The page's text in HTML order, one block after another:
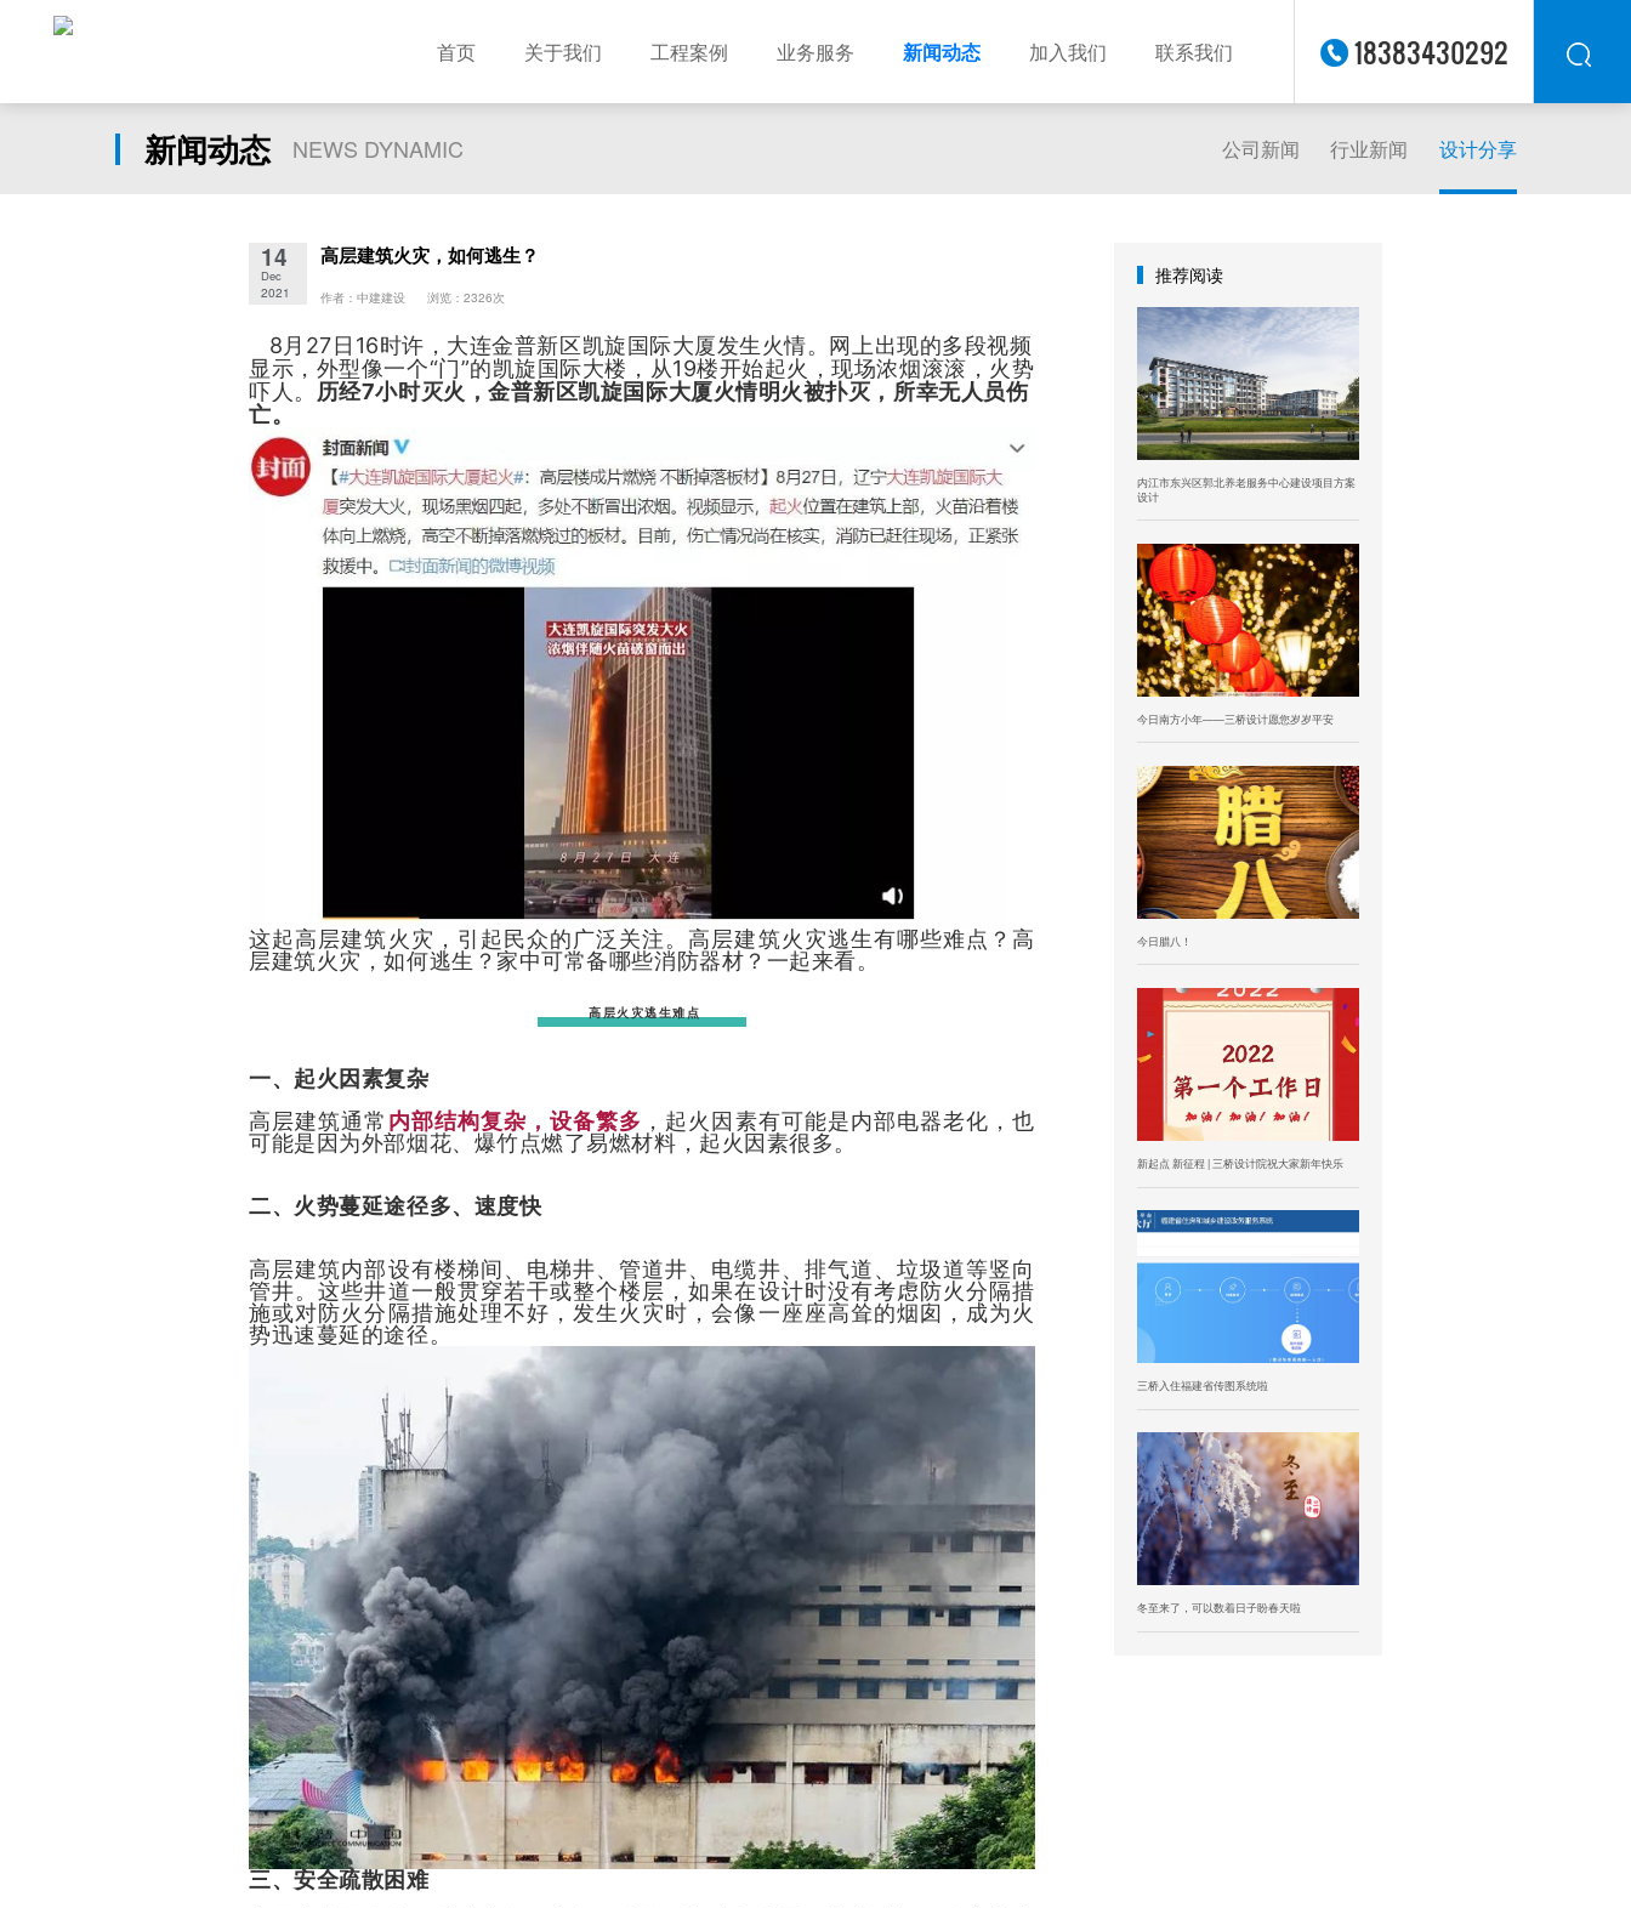
首页 关于我们 工程案例
工程造价
业务服务 新闻动态 加入我们 联系我们 18383430292
新闻动态 NEWS DYNAMIC 公司新闻 行业新闻 设计分享
14
Dec
2021
高层建筑火灾，如何逃生？
作者：中建建设 浏览：2326次
8月27日16时许，大连金普新区凯旋国际大厦发生火情。网上出现的多段视频
显示，外型像一个“门”的凯旋国际大楼，从19楼开始起火，现场浓烟滚滚，火势
吓人。
历经7小时灭火，金普新区凯旋国际大厦火情明火被扑灭，所幸无人员伤
亡。
这起高层建筑火灾，引起民众的广泛关注。高层建筑火灾逃生有哪些难点？高
层建筑火灾，如何逃生？家中可常备哪些消防器材？一起来看。
高层火灾逃生难点
一、起火因素复杂
高层建筑通常 内部结构复杂，设备繁多 ，起火因素有可能是内部电器老化，也
可能是因为外部烟花、爆竹点燃了易燃材料，起火因素很多。
二、火势蔓延途径多、速度快
高层建筑内部设有楼梯间、电梯井、管道井、电缆井、排气道、垃圾道等竖向
管井。这些井道一般贯穿若干或整个楼层，如果在设计时没有考虑防火分隔措
施或对防火分隔措施处理不好，发生火灾时，会像一座座高耸的烟囱，成为火
势迅速蔓延的途径。
三、安全疏散困难
推荐阅读
内江市东兴区郭北养老服务中心建设项目方案
设计
今日南方小年——三桥设计愿您岁岁平安
今日腊八！
新起点 新征程 | 三桥设计院祝大家新年快乐
三桥入住福建省传图系统啦
冬至来了，可以数着日子盼春天啦